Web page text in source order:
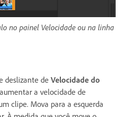
no painel Velocidade ou na linha
deslizante deVelocidade do
a velocidade de
clipe. Mova para a esquerda